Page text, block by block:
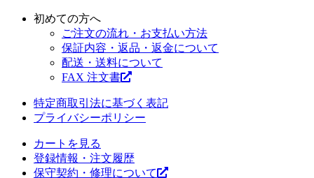
初めての方へ
ご注文の流れ・お支払い方法
保証内容・返品・返金について
配送・送料について
FAX 注文書
特定商取引法に基づく表記
プライバシーポリシー
カートを見る
登録情報・注文履歴
保守契約・修理について